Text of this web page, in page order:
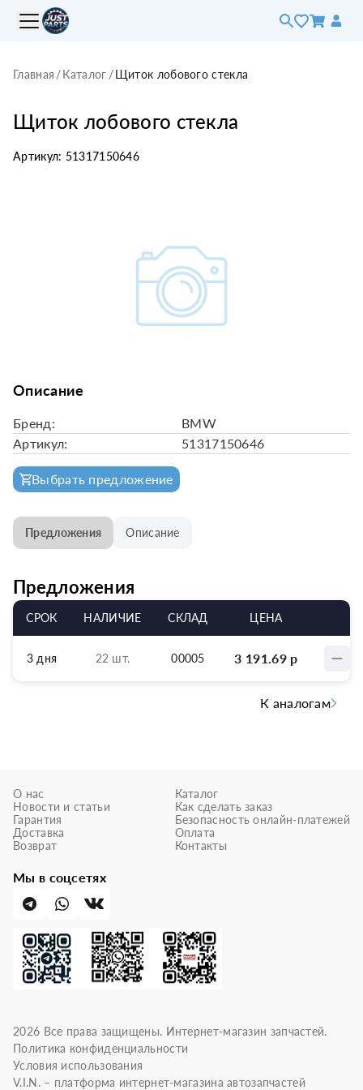
Главная /Каталог /Щиток лобового стекла
Щиток лобового стекла
Артикул: 51317150646
Описание
Бренд:
BMW
Артикул:
51317150646
Выбрать предложение
Предложения Описание
Предложения
СРОК НАЛИЧИЕ СКЛАД ЦЕНА
3 дня 22 шт. 00005 3 191.69р
К аналогам
О нас
Новости и статьи
Гарантия
Доставка
Возврат
Каталог
Как сделать заказ
Безопасность онлайн-платежей
Оплата
Контакты
Мы в соцсетях
2026 Все права защищены. Интернет-магазин запчастей.
Политика конфиденциальности
Условия использования
V.I.N. – платформа интернет-магазина автозапчастей